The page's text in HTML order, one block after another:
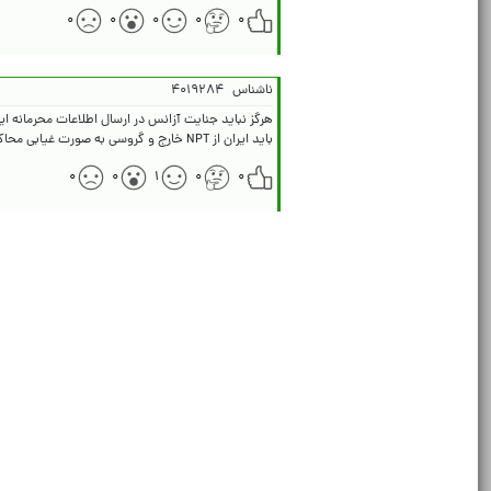
۰
۰ ۰ ۰ ۰
ناشناس ۴۰۱۹۲۸۴
باید ایران از NPT خارج و گروسی به صورت غیابی محاکمه شود
۰
۰ ۱ ۰ ۰